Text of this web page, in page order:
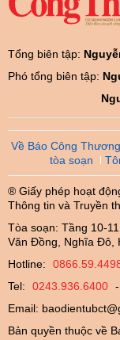
Tổng biên tập:
Phó tổng biên tập:
Về Báo Công Thương
tòa soạn
® Giấy phép hoạt
Thông tin và Truyền
Tòa soạn: Tầng 10-
Văn Đồng, Nghĩa Đô,
Hotline:
Tel:
0243.936.6400
Email:
Bản quyền thuộc về